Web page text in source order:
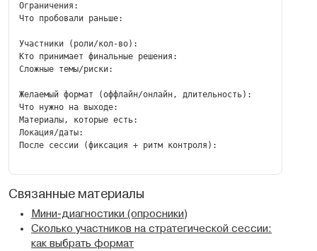
Ограничения:
Что пробовали раньше:
Участники (роли/кол-во):
Кто принимает финальные решения:
Сложные темы/риски:
Желаемый формат (оффлайн/онлайн, длительность):
Что нужно на выходе:
Материалы, которые есть:
Локация/даты:
После сессии (фиксация + ритм контроля):
Связанные материалы
Мини-диагностики (опросники)
Сколько участников на стратегической сессии:
как выбрать формат